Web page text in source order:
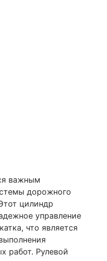
важным
дорожного
цилиндр
управление
что является
работ. Рулевой